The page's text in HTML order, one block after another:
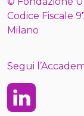
Codice Fiscale
Milano
Segui
Linkedin